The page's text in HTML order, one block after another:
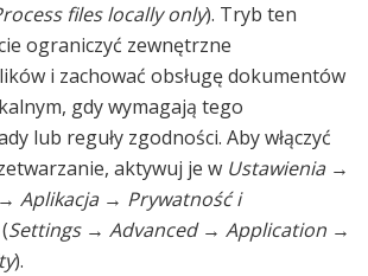
files locally only). Tryb ten
ograniczyć zewnętrzne
i zachować obsługę dokumentów
gdy wymagają tego
lub reguły zgodności. Aby włączyć
aktywuj je w Ustawienia →
→ Aplikacja → Prywatność i
(Settings→ Advanced → Application →
).